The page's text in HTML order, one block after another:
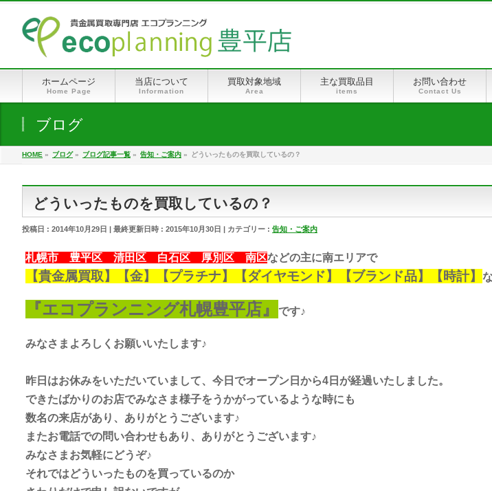
ホームページ
Home Page
当店について
Information
買取対象地域
Area
主な買取品目
items
お問い合わせ
Contact Us
ブログ
HOME » ブログ» ブログ記事一覧 » 告知・ご案内 » どういったものを買取しているの？
どういったものを買取しているの？
投稿日 : 2014年10月29日 最終更新日時 : 2015年10月30日 カテゴリー : 告知・ご案内
札幌市 豊平区 清田区 白石区 厚別区 南区などの主に南エリアで
【貴金属買取 】【金】【プラチナ】【ダイヤモンド】【ブランド品】【時計】
『エコプランニング札幌豊平店』 です♪
みなさまよろしくお願いいたします♪
昨日はお休みをいただいていまして、今日でオープン日から4日が経過いたしました。
できたばかりのお店でみなさま様子をうかがっているような時にも
数名の来店があり、ありがとうございます♪
またお電話での問い合わせもあり、ありがとうございます♪
みなさまお気軽にどうぞ♪
それではどういったものを買っているのか